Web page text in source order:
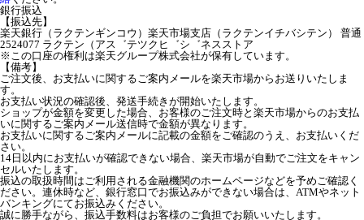
銀行振込
【振込先】
楽天銀行（ラクテンギンコウ）楽天市場支店（ラクテンイチバシテン） 普通
2524077 ラクテン（アス゛テツクヒ゛シ゛ネスストア
※この口座の権利は楽天グループ株式会社が保有しています。
【備考】
ご注文後、お支払いに関するご案内メールを楽天市場からお送りいたしま
す。
お支払い状況の確認後、発送手続きが開始いたします。
ショップが金額を変更した場合、お客様のご注文時と楽天市場からのお支払
いに関するご案内メール送信時で金額が異なります。
お支払いに関するご案内メールに記載の金額をご確認のうえ、お支払いくだ
さい。
14日以内にお支払いが確認できない場合、楽天市場が自動でご注文をキャン
セルいたします。
振込の取扱時間はご利用される金融機関のホームページなどを予めご確認く
ださい。連休時など、銀行窓口でお振込みができない場合は、ATMやネット
バンキングにてお振込みください。
誠に勝手ながら、振込手数料はお客様のご負担でお願いいたします。